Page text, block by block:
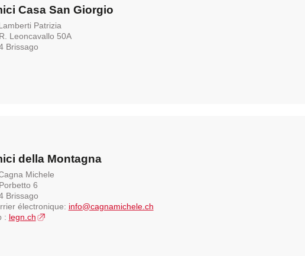
Casa San Giorgio
Patrizia
Leoncavallo 50A
Brissago
della Montagna
Michele
6
Brissago
électronique: info@cagnamichele.ch
: legn.ch